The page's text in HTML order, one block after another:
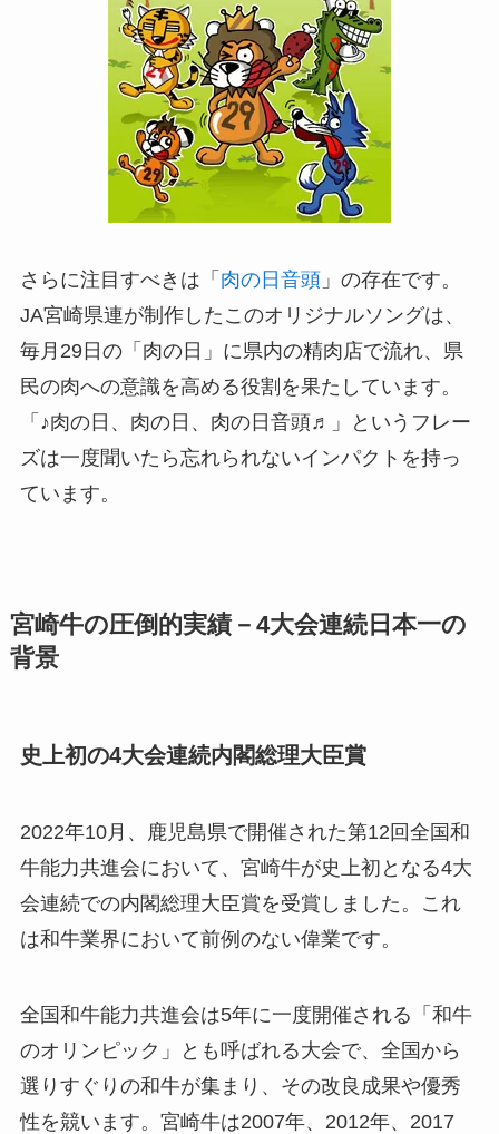
さらに注目すべきは「 肉の日音頭」の存在です。
JA宮崎県連が制作したこのオリジナルソングは、
毎月29日の「肉の日」に県内の精肉店で流れ、県
民の肉への意識を高める役割を果たしています。
「♪肉の日、肉の日、肉の日音頭♬」というフレー
ズは一度聞いたら忘れられないインパクトを持っ
ています。
宮崎牛の圧倒的実績－4大会連続日本一の
背景
史上初の4大会連続内閣総理大臣賞
2022年10月、鹿児島県で開催された第12回全国和
牛能力共進会において、宮崎牛が史上初となる4大
会連続での内閣総理大臣賞を受賞しました。これ
は和牛業界において前例のない偉業です。
全国和牛能力共進会は5年に一度開催される「和牛
のオリンピック」とも呼ばれる大会で、全国から
選りすぐりの和牛が集まり、その改良成果や優秀
性を競います。宮崎牛は2007年、2012年、2017